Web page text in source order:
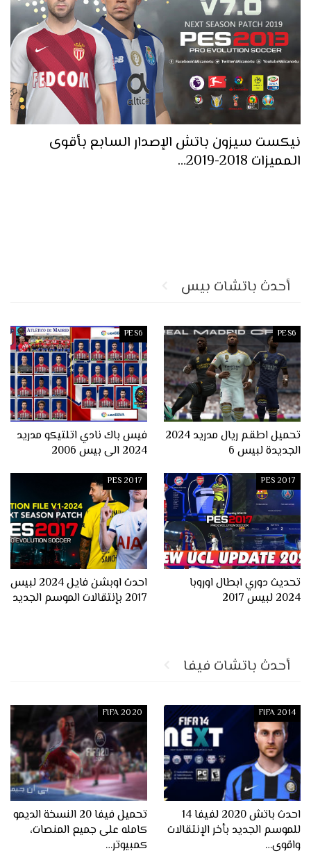
نيكست سيزون باتش الإصدار السابع بأقوى
المميزات 2018-2019…
أحدث باتشات بيس
PES6
تحميل اطقم ريال مدريد 2024
الجديدة لبيس 6
PES6
فيس باك نادي اتلتيكو مدريد
2024 الى بيس 2006
PES 2017
تحديث دوري ابطال اوروبا
2024 لبيس 2017
PES 2017
احدث اوبشن فايل 2024 لبيس
2017 بإنتقالات الموسم الجديد
أحدث باتشات فيفا
FIFA 2014
احدث باتش 2020 لفيفا 14
للموسم الجديد بأخر الإنتقالات
واقوى…
FIFA 2020
تحميل فيفا 20 النسخة الديمو
كامله على جميع المنصات،
كمبيوتر…